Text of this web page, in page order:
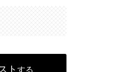
ト する